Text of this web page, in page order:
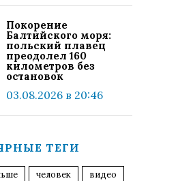
Покорение
Балтийского моря:
польский плавец
преодолел 160
километров без
остановок
03.08.2026 в 20:46
ТЕГИ
человек
видео